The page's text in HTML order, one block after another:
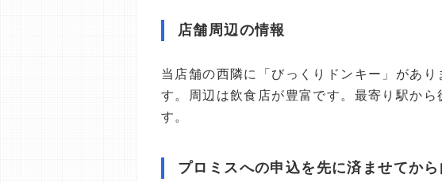
店舗周辺の情報
当店舗の西隣に「びっくりドンキー」があ
す。周辺は飲食店が豊富です。最寄り駅か
す。
プロミスへの申込を先に済ませてから